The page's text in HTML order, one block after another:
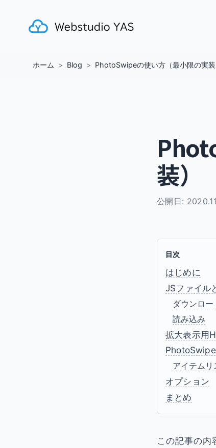
ホーム Blog PhotoSwipeの使い方（最小限の実装
装）
公開日:
目次
はじめに
JSファイル
ダウンロー
読み込み
拡大表示用
PhotoSwipe
アイテム
オプション
まとめ
この記事の